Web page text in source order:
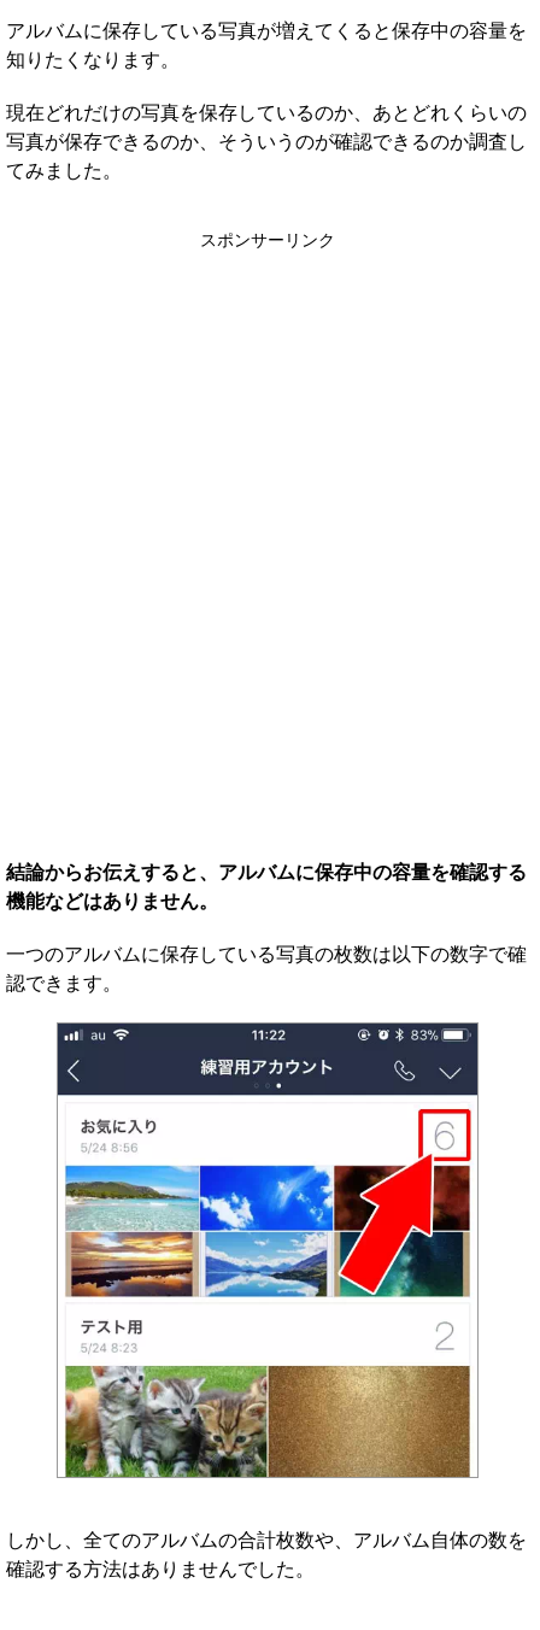
アルバムに保存している写真が増えてくると保存中の容量を
知りたくなります。
現在どれだけの写真を保存しているのか、あとどれくらいの
写真が保存できるのか、そういうのが確認できるのか調査し
てみました。
スポンサーリンク
結論からお伝えすると、アルバムに保存中の容量を確認する
機能などはありません。
一つのアルバムに保存している写真の枚数は以下の数字で確
認できます。
しかし、全てのアルバムの合計枚数や、アルバム自体の数を
確認する方法はありませんでした。